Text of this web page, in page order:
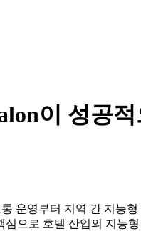
이 성공
운영부터 지역 간 지능
으로 호텔 산업의 지능